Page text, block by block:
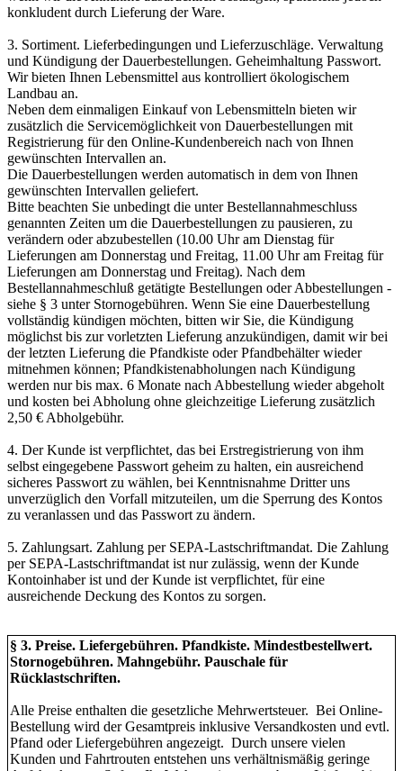
konkludent durch Lieferung der Ware.
3. Sortiment. Lieferbedingungen und Lieferzuschläge. Verwaltung
und Kündigung der Dauerbestellungen. Geheimhaltung Passwort.
Wir bieten Ihnen Lebensmittel aus kontrolliert ökologischem
Landbau an.
Neben dem einmaligen Einkauf von Lebensmitteln bieten wir
zusätzlich die Servicemöglichkeit von Dauerbestellungen mit
Registrierung für den Online-Kundenbereich nach von Ihnen
gewünschten Intervallen an.
Die Dauerbestellungen werden automatisch in dem von Ihnen
gewünschten Intervallen geliefert.
Bitte beachten Sie unbedingt die unter Bestellannahmeschluss
genannten Zeiten um die Dauerbestellungen zu pausieren, zu
verändern oder abzubestellen (10.00 Uhr am Dienstag für
Lieferungen am Donnerstag und Freitag, 11.00 Uhr am Freitag für
Lieferungen am Donnerstag und Freitag). Nach dem
Bestellannahmeschluß getätigte Bestellungen oder Abbestellungen -
siehe § 3 unter Stornogebühren. Wenn Sie eine Dauerbestellung
vollständig kündigen möchten, bitten wir Sie, die Kündigung
möglichst bis zur vorletzten Lieferung anzukündigen, damit wir bei
der letzten Lieferung die Pfandkiste oder Pfandbehälter wieder
mitnehmen können; Pfandkistenabholungen nach Kündigung
werden nur bis max. 6 Monate nach Abbestellung wieder abgeholt
und kosten bei Abholung ohne gleichzeitige Lieferung zusätzlich
2,50 € Abholgebühr.
4. Der Kunde ist verpflichtet, das bei Erstregistrierung von ihm
selbst eingegebene Passwort geheim zu halten, ein ausreichend
sicheres Passwort zu wählen, bei Kenntnisnahme Dritter uns
unverzüglich den Vorfall mitzuteilen, um die Sperrung des Kontos
zu veranlassen und das Passwort zu ändern.
5. Zahlungsart. Zahlung per SEPA-Lastschriftmandat. Die Zahlung
per SEPA-Lastschriftmandat ist nur zulässig, wenn der Kunde
Kontoinhaber ist und der Kunde ist verpflichtet, für eine
ausreichende Deckung des Kontos zu sorgen.
§ 3. Preise. Liefergebühren. Pfandkiste. Mindestbestellwert.
Stornogebühren. Mahngebühr. Pauschale für
Rücklastschriften.
Alle Preise enthalten die gesetzliche Mehrwertsteuer. Bei Online-
Bestellung wird der Gesamtpreis inklusive Versandkosten und evtl.
Pfand oder Liefergebühren angezeigt. Durch unsere vielen
Kunden und Fahrtrouten entstehen uns verhältnismäßig geringe